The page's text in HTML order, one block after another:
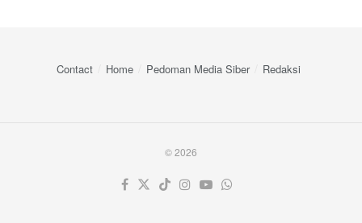
Contact Home Pedoman Media Siber Redaksi
© 2026